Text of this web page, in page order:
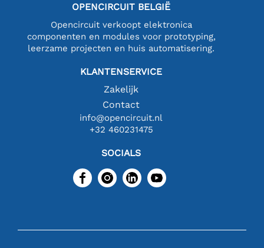
OPENCIRCUIT BELGIË
Opencircuit verkoopt elektronica
componenten en modules voor prototyping,
leerzame projecten en huis automatisering.
KLANTENSERVICE
Zakelijk
Contact
info@opencircuit.nl
+32 460231475
SOCIALS